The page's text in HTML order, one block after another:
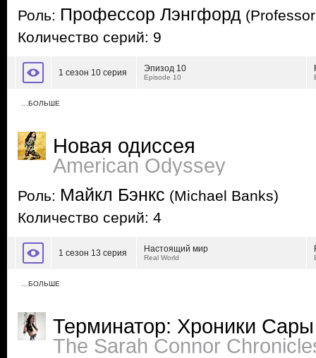
Роль: Профессор Лэнгфорд
Количество серий: 9
1 сезон 10 серия Эпизод 10
Episode 10
…БОЛЬШЕ
Новая одиссея
American Odyssey
Роль: Майкл Бэнкс (Michael Banks)
Количество серий: 4
1 сезон 13 серия Настоящий мир
Real World
…БОЛЬШЕ
Терминатор: Хроники
The Sarah Connor